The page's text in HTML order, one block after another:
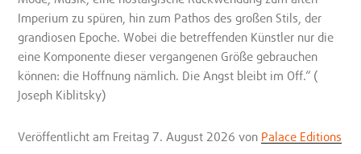
Imperium zu spüren, hin zum Pathos des großen Stils, der
grandiosen Epoche. Wobei die betreffenden Künstler nur die
eine Komponente dieser vergangenen Größe gebrauchen
können: die Hoffnung nämlich. Die Angst bleibt im Off.“ (
Joseph Kiblitsky)
Veröffentlicht am Freitag 7. August 2026 von Palace Editions